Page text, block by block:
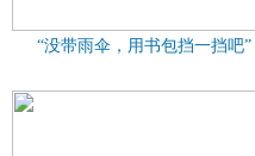
“没带雨伞，用书包挡一挡吧”